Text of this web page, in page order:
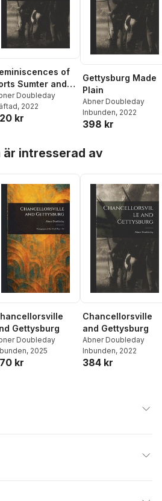
of
Sumter and
in 1860-
Doubleday
, 2022
kr
Gettysburg Made
Plain
Abner Doubleday
Inbunden, 2022
398 kr
är intresserad av
Gettysburg
Doubleday
, 2025
kr
Chancellorsville
and Gettysburg
Abner Doubleday
Inbunden, 2022
384 kr